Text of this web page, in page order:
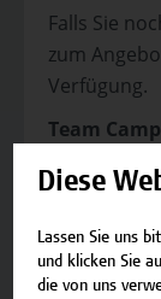
Falls Sie
zum
Verfügung.
Team
Tel.: +43 1
Diese
Lassen Sie uns
und klicken Sie
die von uns